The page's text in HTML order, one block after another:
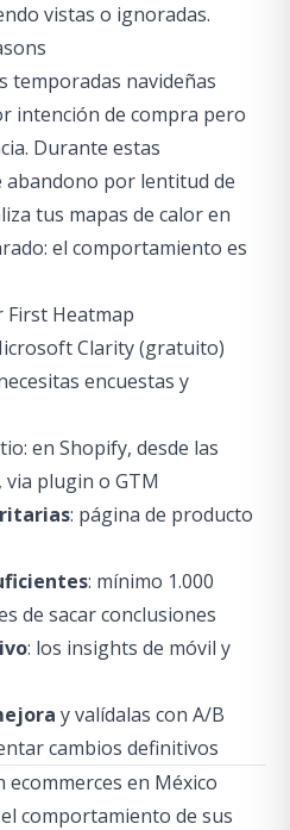
vistas o ignoradas.
temporadas navideñas
intención de compra pero
Durante estas
abandono por lentitud de
tus mapas de calor en
el comportamiento es
First Heatmap
Clarity (gratuito)
encuestas y
en Shopify, desde las
via plugin o GTM
: página de producto
: mínimo 1.000
de sacar conclusiones
: los insights de móvil y
y valídalas con A/B
cambios definitivos
en México
comportamiento de sus